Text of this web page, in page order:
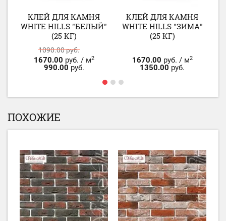
КЛЕЙ ДЛЯ КАМНЯ
WHITE HILLS "БЕЛЫЙ"
(25 КГ)
1090.00руб.
1670.00 руб. / м2
990.00 руб.
КЛЕЙ ДЛЯ КАМНЯ
WHITE HILLS "ЗИМА"
(25 КГ)
1670.00 руб. / м2
1350.00 руб.
ПОХОЖИЕ